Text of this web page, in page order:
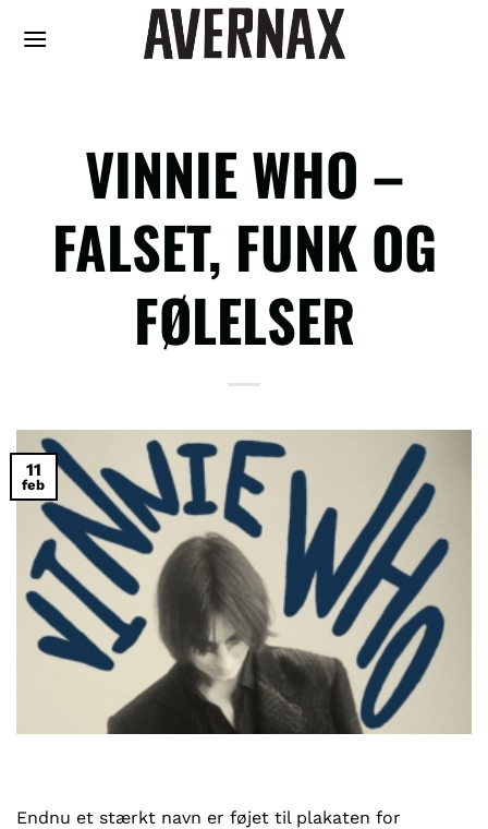
VINNIE WHO –
FALSET, FUNK OG
FØLELSER
11
feb
Endnu et stærkt navn er føjet til plakaten for